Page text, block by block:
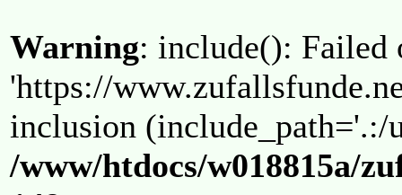
Warning: include(): Failed
'https://
inclusion (include_path='.:/
/www/htdocs/w018815a/